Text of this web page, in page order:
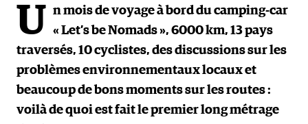
U n mois de voyage à bord du camping-car
« Let’s be Nomads », 6000 km, 13 pays
traversés, 10 cyclistes, des discussions sur les
problèmes environnementaux locaux et
beaucoup de bons moments sur les routes :
voilà de quoi est fait le premier long métrage